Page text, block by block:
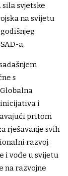
sila svjetske
na svijetu
a.
s
i
pritom
rješavanje svih
razvoj.
i vođe u svijetu
na razvojne